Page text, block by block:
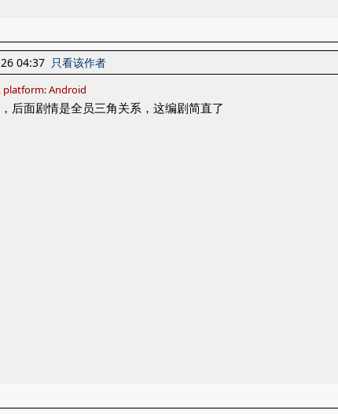
04:37 只看该作者
platform: Android
后面剧情是全员三角关系，这编剧简直了